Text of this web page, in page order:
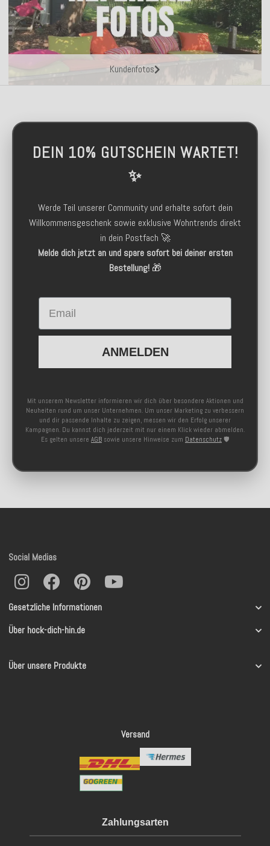
Kundenfotos
DEIN 10% GUTSCHEIN WARTET!
✨
Werde Teil unserer Community und erhalte sofort dein
Willkommensgeschenk sowie exklusive Wohntrends direkt
in dein Postfach 🚀
Melde dich jetzt an und spare sofort bei deiner ersten
Bestellung!🎁
Email
ANMELDEN
Mit unserem Newsletter informieren wir dich über besondere Aktionen und
Neuheiten rund um unser Unternehmen. Um unser Marketing zu verbessern
und dir passende Inhalte zu zeigen, messen wir den Erfolg unserer
Kampagnen. Du kannst dich jederzeit mit nur einem Klick wieder abmelden.
Es gelten unsere AGB sowie unsere Hinweise zum Datenschutz 🛡️
Gesetzliche Informationen
Über hock-dich-hin.de
Über unsere Produkte
Social Medias
Versand
Zahlungsarten